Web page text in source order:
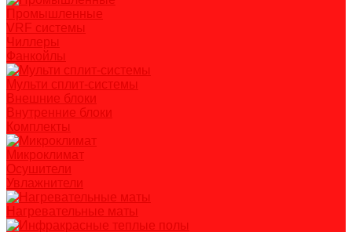
Промышленные
VRF системы
Чиллеры
Фанкойлы
Мульти сплит-системы
Внешние блоки
Внутренние блоки
Комплекты
Микроклимат
Осушители
Увлажнители
Нагревательные маты